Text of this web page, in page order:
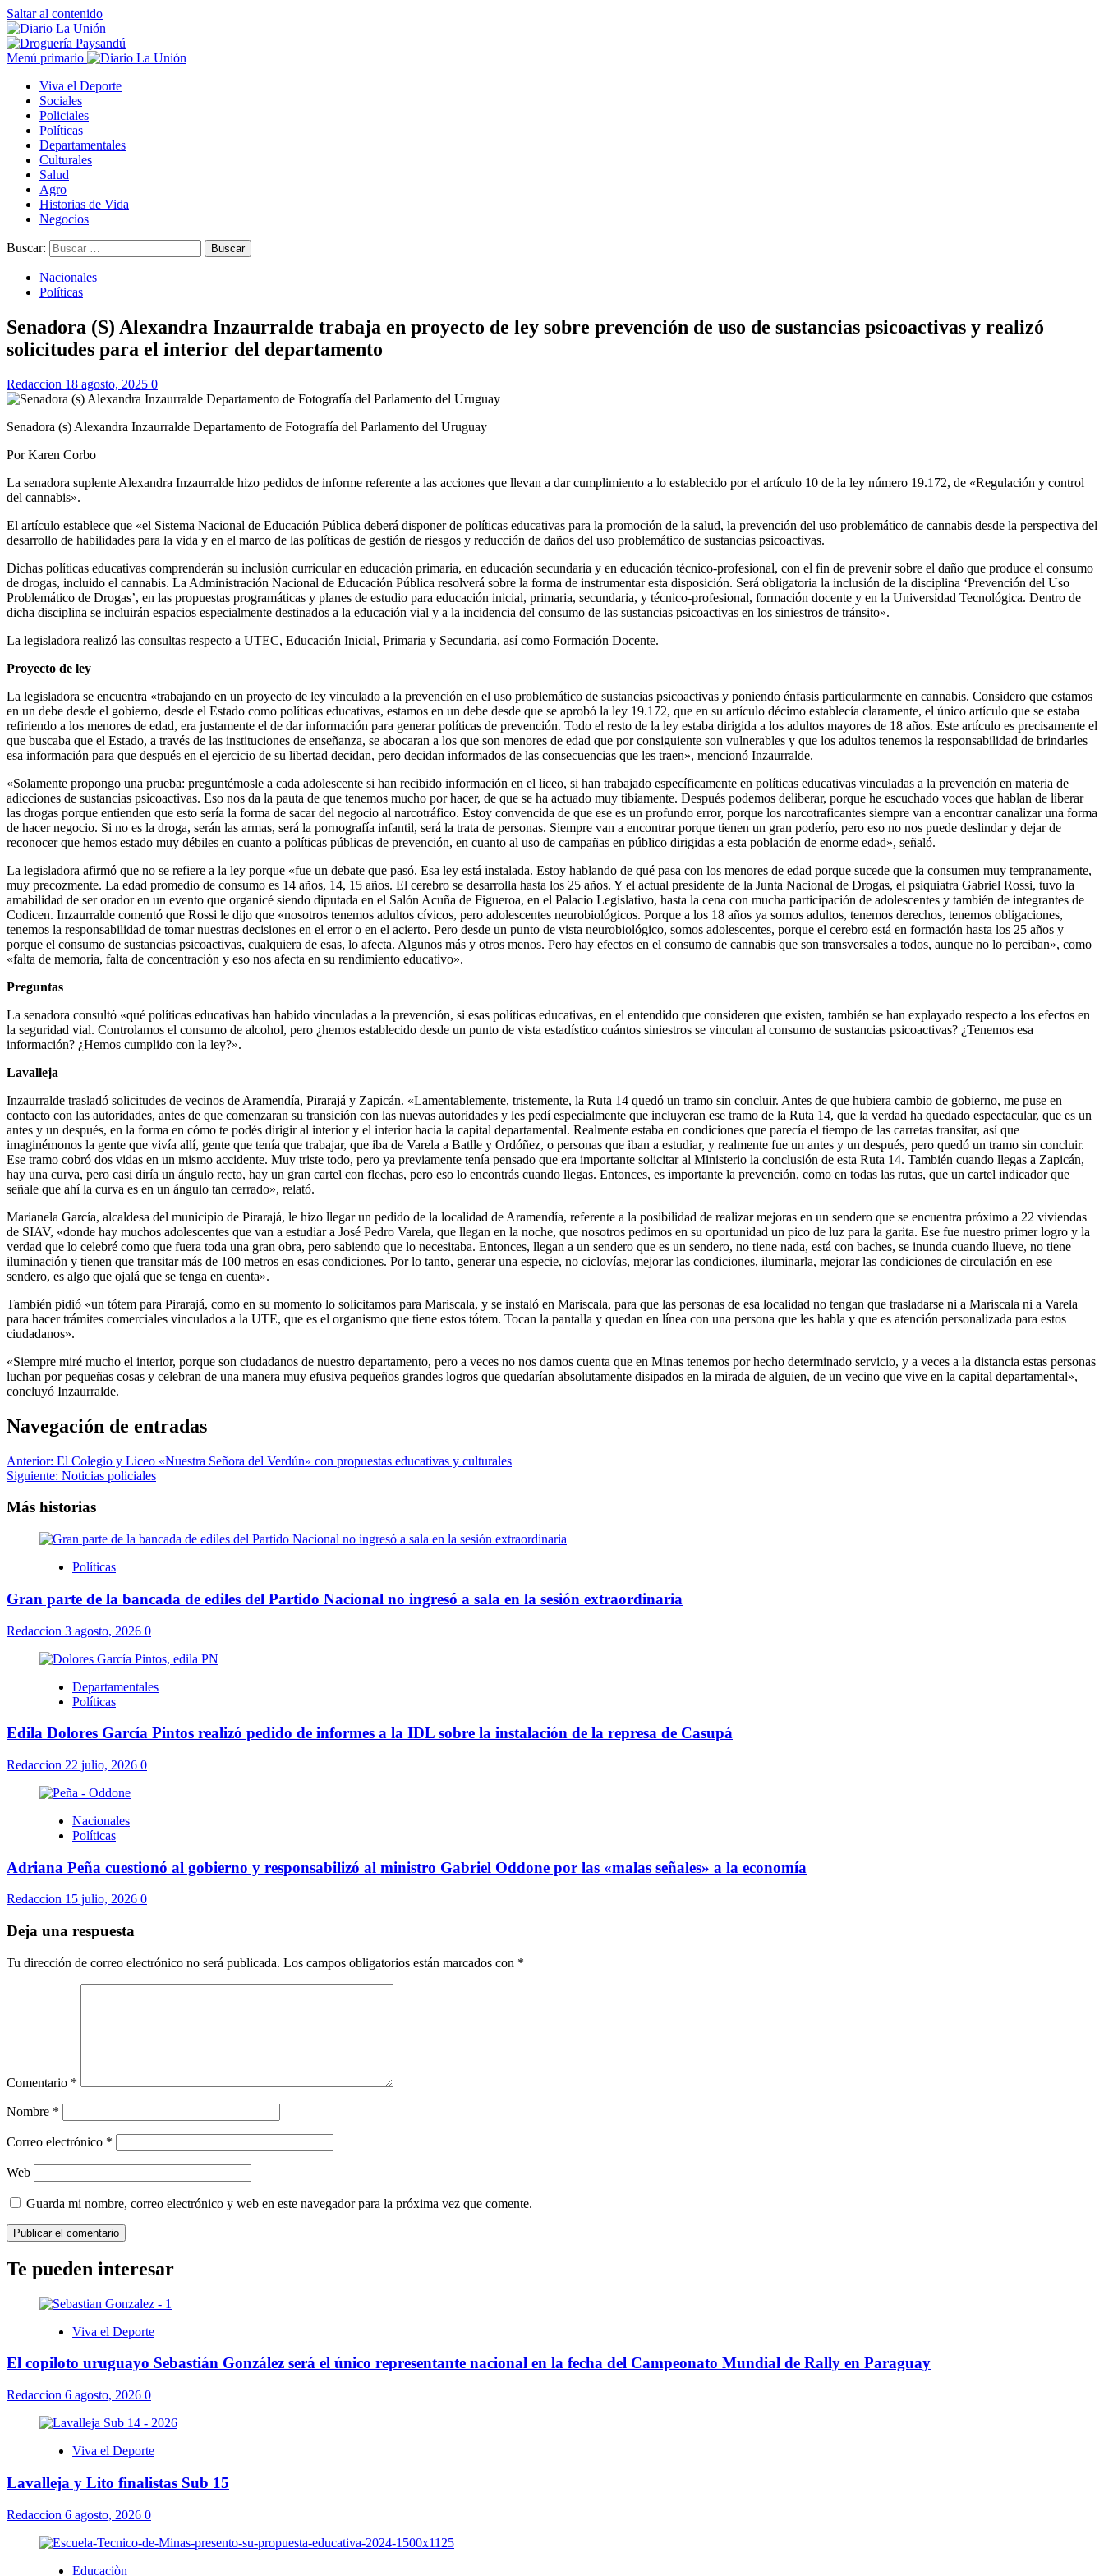
Saltar al contenido
Menú primario
Viva el Deporte
Sociales
Policiales
Políticas
Departamentales
Culturales
Salud
Agro
Historias de Vida
Negocios
Buscar:
Nacionales
Políticas
Senadora (S) Alexandra Inzaurralde trabaja en proyecto de ley sobre prevención de uso de sustancias psicoactivas y realizó
solicitudes para el interior del departamento
Redaccion 18 agosto, 2025 0
Senadora (s) Alexandra Inzaurralde Departamento de Fotografía del Parlamento del Uruguay
Por Karen Corbo
La senadora suplente Alexandra Inzaurralde hizo pedidos de informe referente a las acciones que llevan a dar cumplimiento a lo establecido por el artículo 10 de la ley número 19.172, de «Regulación y control
del cannabis».
El artículo establece que «el Sistema Nacional de Educación Pública deberá disponer de políticas educativas para la promoción de la salud, la prevención del uso problemático de cannabis desde la perspectiva del
desarrollo de habilidades para la vida y en el marco de las políticas de gestión de riesgos y reducción de daños del uso problemático de sustancias psicoactivas.
Dichas políticas educativas comprenderán su inclusión curricular en educación primaria, en educación secundaria y en educación técnico-profesional, con el fin de prevenir sobre el daño que produce el consumo
de drogas, incluido el cannabis. La Administración Nacional de Educación Pública resolverá sobre la forma de instrumentar esta disposición. Será obligatoria la inclusión de la disciplina ‘Prevención del Uso
Problemático de Drogas’, en las propuestas programáticas y planes de estudio para educación inicial, primaria, secundaria, y técnico-profesional, formación docente y en la Universidad Tecnológica. Dentro de
dicha disciplina se incluirán espacios especialmente destinados a la educación vial y a la incidencia del consumo de las sustancias psicoactivas en los siniestros de tránsito».
La legisladora realizó las consultas respecto a UTEC, Educación Inicial, Primaria y Secundaria, así como Formación Docente.
Proyecto de ley
La legisladora se encuentra «trabajando en un proyecto de ley vinculado a la prevención en el uso problemático de sustancias psicoactivas y poniendo énfasis particularmente en cannabis. Considero que estamos
en un debe desde el gobierno, desde el Estado como políticas educativas, estamos en un debe desde que se aprobó la ley 19.172, que en su artículo décimo establecía claramente, el único artículo que se estaba
refiriendo a los menores de edad, era justamente el de dar información para generar políticas de prevención. Todo el resto de la ley estaba dirigida a los adultos mayores de 18 años. Este artículo es precisamente el
que buscaba que el Estado, a través de las instituciones de enseñanza, se abocaran a los que son menores de edad que por consiguiente son vulnerables y que los adultos tenemos la responsabilidad de brindarles
esa información para que después en el ejercicio de su libertad decidan, pero decidan informados de las consecuencias que les traen», mencionó Inzaurralde.
«Solamente propongo una prueba: preguntémosle a cada adolescente si han recibido información en el liceo, si han trabajado específicamente en políticas educativas vinculadas a la prevención en materia de
adicciones de sustancias psicoactivas. Eso nos da la pauta de que tenemos mucho por hacer, de que se ha actuado muy tibiamente. Después podemos deliberar, porque he escuchado voces que hablan de liberar
las drogas porque entienden que esto sería la forma de sacar del negocio al narcotráfico. Estoy convencida de que ese es un profundo error, porque los narcotraficantes siempre van a encontrar canalizar una forma
de hacer negocio. Si no es la droga, serán las armas, será la pornografía infantil, será la trata de personas. Siempre van a encontrar porque tienen un gran poderío, pero eso no nos puede deslindar y dejar de
reconocer que hemos estado muy débiles en cuanto a políticas públicas de prevención, en cuanto al uso de campañas en público dirigidas a esta población de enorme edad», señaló.
La legisladora afirmó que no se refiere a la ley porque «fue un debate que pasó. Esa ley está instalada. Estoy hablando de qué pasa con los menores de edad porque sucede que la consumen muy tempranamente,
muy precozmente. La edad promedio de consumo es 14 años, 14, 15 años. El cerebro se desarrolla hasta los 25 años. Y el actual presidente de la Junta Nacional de Drogas, el psiquiatra Gabriel Rossi, tuvo la
amabilidad de ser orador en un evento que organicé siendo diputada en el Salón Acuña de Figueroa, en el Palacio Legislativo, hasta la cena con mucha participación de adolescentes y también de integrantes de
Codicen. Inzaurralde comentó que Rossi le dijo que «nosotros tenemos adultos cívicos, pero adolescentes neurobiológicos. Porque a los 18 años ya somos adultos, tenemos derechos, tenemos obligaciones,
tenemos la responsabilidad de tomar nuestras decisiones en el error o en el acierto. Pero desde un punto de vista neurobiológico, somos adolescentes, porque el cerebro está en formación hasta los 25 años y
porque el consumo de sustancias psicoactivas, cualquiera de esas, lo afecta. Algunos más y otros menos. Pero hay efectos en el consumo de cannabis que son transversales a todos, aunque no lo perciban», como
«falta de memoria, falta de concentración y eso nos afecta en su rendimiento educativo».
Preguntas
La senadora consultó «qué políticas educativas han habido vinculadas a la prevención, si esas políticas educativas, en el entendido que consideren que existen, también se han explayado respecto a los efectos en
la seguridad vial. Controlamos el consumo de alcohol, pero ¿hemos establecido desde un punto de vista estadístico cuántos siniestros se vinculan al consumo de sustancias psicoactivas? ¿Tenemos esa
información? ¿Hemos cumplido con la ley?».
Lavalleja
Inzaurralde trasladó solicitudes de vecinos de Aramendía, Pirarajá y Zapicán. «Lamentablemente, tristemente, la Ruta 14 quedó un tramo sin concluir. Antes de que hubiera cambio de gobierno, me puse en
contacto con las autoridades, antes de que comenzaran su transición con las nuevas autoridades y les pedí especialmente que incluyeran ese tramo de la Ruta 14, que la verdad ha quedado espectacular, que es un
antes y un después, en la forma en cómo te podés dirigir al interior y el interior hacia la capital departamental. Realmente estaba en condiciones que parecía el tiempo de las carretas transitar, así que
imaginémonos la gente que vivía allí, gente que tenía que trabajar, que iba de Varela a Batlle y Ordóñez, o personas que iban a estudiar, y realmente fue un antes y un después, pero quedó un tramo sin concluir.
Ese tramo cobró dos vidas en un mismo accidente. Muy triste todo, pero ya previamente tenía pensado que era importante solicitar al Ministerio la conclusión de esta Ruta 14. También cuando llegas a Zapicán,
hay una curva, pero casi diría un ángulo recto, hay un gran cartel con flechas, pero eso lo encontrás cuando llegas. Entonces, es importante la prevención, como en todas las rutas, que un cartel indicador que
señale que ahí la curva es en un ángulo tan cerrado», relató.
Marianela García, alcaldesa del municipio de Pirarajá, le hizo llegar un pedido de la localidad de Aramendía, referente a la posibilidad de realizar mejoras en un sendero que se encuentra próximo a 22 viviendas
de SIAV, «donde hay muchos adolescentes que van a estudiar a José Pedro Varela, que llegan en la noche, que nosotros pedimos en su oportunidad un pico de luz para la garita. Ese fue nuestro primer logro y la
verdad que lo celebré como que fuera toda una gran obra, pero sabiendo que lo necesitaba. Entonces, llegan a un sendero que es un sendero, no tiene nada, está con baches, se inunda cuando llueve, no tiene
iluminación y tienen que transitar más de 100 metros en esas condiciones. Por lo tanto, generar una especie, no ciclovías, mejorar las condiciones, iluminarla, mejorar las condiciones de circulación en ese
sendero, es algo que ojalá que se tenga en cuenta».
También pidió «un tótem para Pirarajá, como en su momento lo solicitamos para Mariscala, y se instaló en Mariscala, para que las personas de esa localidad no tengan que trasladarse ni a Mariscala ni a Varela
para hacer trámites comerciales vinculados a la UTE, que es el organismo que tiene estos tótem. Tocan la pantalla y quedan en línea con una persona que les habla y que es atención personalizada para estos
ciudadanos».
«Siempre miré mucho el interior, porque son ciudadanos de nuestro departamento, pero a veces no nos damos cuenta que en Minas tenemos por hecho determinado servicio, y a veces a la distancia estas personas
luchan por pequeñas cosas y celebran de una manera muy efusiva pequeños grandes logros que quedarían absolutamente disipados en la mirada de alguien, de un vecino que vive en la capital departamental»,
concluyó Inzaurralde.
Navegación de entradas
Anterior: El Colegio y Liceo «Nuestra Señora del Verdún» con propuestas educativas y culturales
Siguiente: Noticias policiales
Más historias
Políticas
Gran parte de la bancada de ediles del Partido Nacional no ingresó a sala en la sesión extraordinaria
Redaccion 3 agosto, 2026 0
Departamentales
Políticas
Edila Dolores García Pintos realizó pedido de informes a la IDL sobre la instalación de la represa de Casupá
Redaccion 22 julio, 2026 0
Nacionales
Políticas
Adriana Peña cuestionó al gobierno y responsabilizó al ministro Gabriel Oddone por las «malas señales» a la economía
Redaccion 15 julio, 2026 0
Deja una respuesta
Tu dirección de correo electrónico no será publicada. Los campos obligatorios están marcados con *
Comentario *
Nombre *
Correo electrónico *
Web
Guarda mi nombre, correo electrónico y web en este navegador para la próxima vez que comente.
Te pueden interesar
Viva el Deporte
El copiloto uruguayo Sebastián González será el único representante nacional en la fecha del Campeonato Mundial de Rally en Paraguay
Redaccion 6 agosto, 2026 0
Viva el Deporte
Lavalleja y Lito finalistas Sub 15
Redaccion 6 agosto, 2026 0
Educaciòn